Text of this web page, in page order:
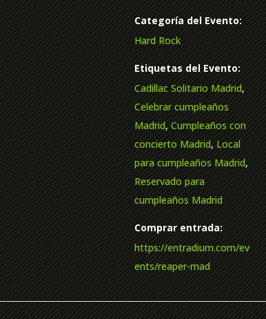
Categoría del Evento:
Hard Rock
Etiquetas del Evento:
Cadillac Solitario Madrid,
Celebrar cumpleaños
Madrid,Cumpleaños con
concierto Madrid,Local
para cumpleaños Madrid,
Reservado para
cumpleaños Madrid
Comprar entrada:
https://entradium.com/ev
ents/reaper-mad